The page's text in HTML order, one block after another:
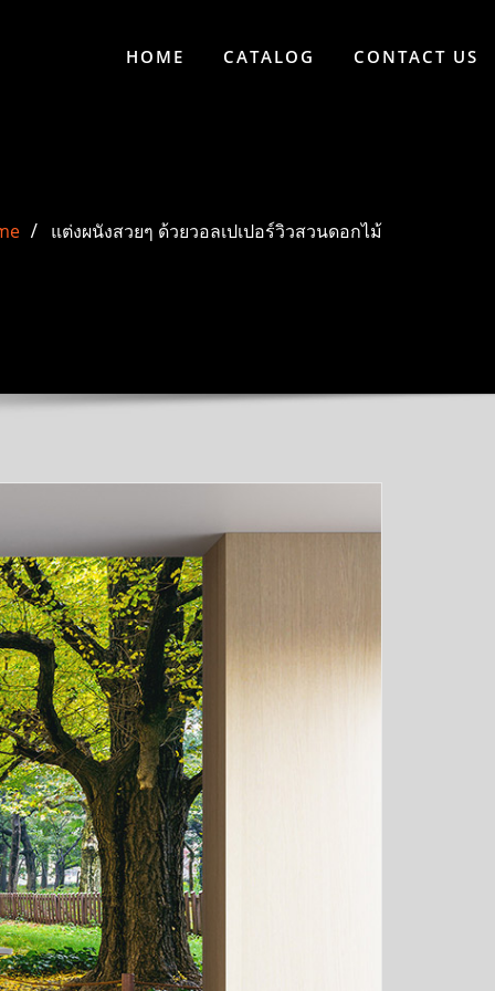
HOME CATALOG CONTACT US
แต่งผนังสวยๆ ด้วยวอลเปเปอร์วิวสวนดอกไม้